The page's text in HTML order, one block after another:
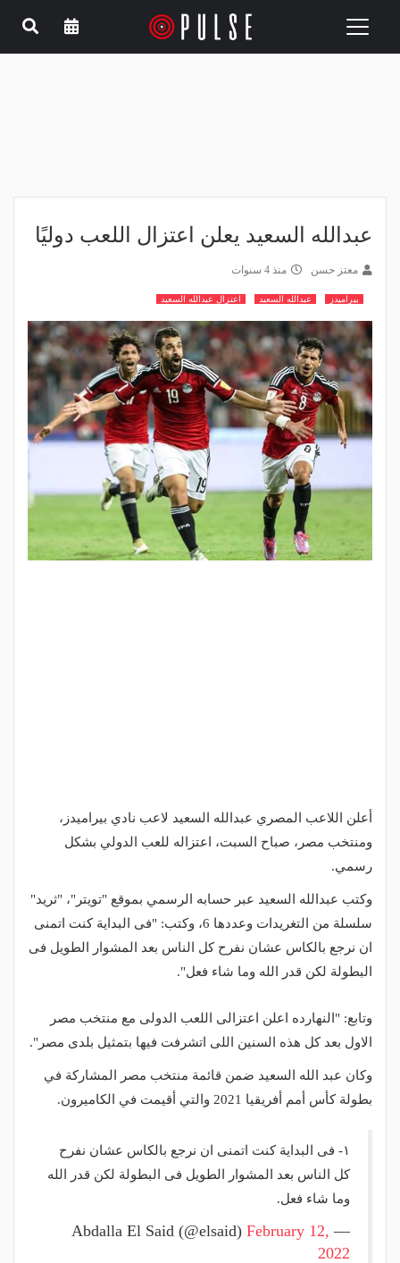
Toggle
عبدالله السعيد يعلن اعتزال اللعب دوليًا
معتز حسن منذ 4 سنوات
بيراميدز عبدالله السعيد اعتزال عبدالله السعيد
أعلن اللاعب المصري عبدالله السعيد لاعب نادي بيراميدز،
ومنتخب مصر، صباح السبت، اعتزاله للعب الدولي بشكل
رسمي.
وكتب عبدالله السعيد عبر حسابه الرسمي بموقع "تويتر"، "ثريد"
سلسلة من التغريدات وعددها 6، وكتب: "فى البداية كنت اتمنى
ان نرجع بالكاس عشان نفرح كل الناس بعد المشوار الطويل فى
البطولة لكن قدر الله وما شاء فعل".
وتابع: "النهارده اعلن اعتزالى اللعب الدولى مع منتخب مصر
الاول بعد كل هذه السنين اللى اتشرفت فيها بتمثيل بلدى مصر".
وكان عبد الله السعيد ضمن قائمة منتخب مصر المشاركة في
بطولة كأس أمم أفريقيا 2021 والتي أقيمت في الكاميرون.
١- فى البداية كنت اتمنى ان نرجع بالكاس عشان نفرح
كل الناس بعد المشوار الطويل فى البطولة لكن قدر الله
وما شاء فعل.
— Abdalla El Said (@elsaid)
February 12,
2022